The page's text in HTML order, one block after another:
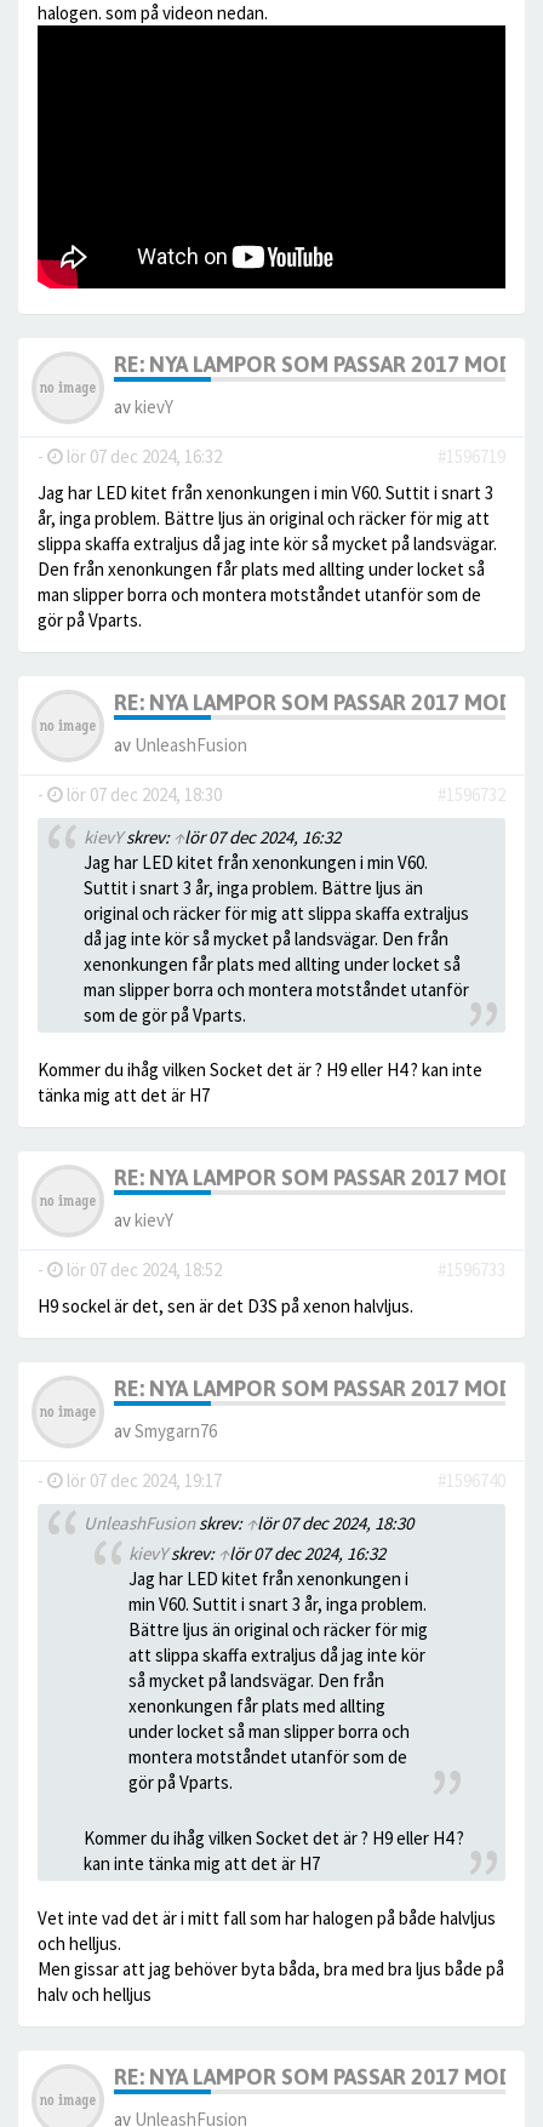
halogen. som på videon nedan.
RE: NYA LAMPOR SOM PASSAR 2017
avkievY
- lör 07 dec 2024, 16:32
#1596719
Jag har LED kitet från xenonkungen i min V60. Suttit i snart 3
år, inga problem. Bättre ljus än original och räcker för mig att
slippa skaffa extraljus då jag inte kör så mycket på landsvägar.
Den från xenonkungen får plats med allting under locket så
man slipper borra och montera motståndet utanför som de
gör på Vparts.
RE: NYA LAMPOR SOM PASSAR 2017
av UnleashFusion
- lör 07 dec 2024, 18:30
#1596732
kievYskrev: ↑lör 07 dec 2024, 16:32
Jag har LED kitet från xenonkungen i min V60.
Suttit i snart 3 år, inga problem. Bättre ljus än
original och räcker för mig att slippa skaffa extraljus
då jag inte kör så mycket på landsvägar. Den från
xenonkungen får plats med allting under locket så
man slipper borra och montera motståndet utanför
som de gör på Vparts.
Kommer du ihåg vilken Socket det är ? H9 eller H4 ? kan inte
tänka mig att det är H7
RE: NYA LAMPOR SOM PASSAR 2017
avkievY
- lör 07 dec 2024, 18:52
#1596733
H9 sockel är det, sen är det D3S på xenon halvljus.
RE: NYA LAMPOR SOM PASSAR 2017
avSmygarn76
- lör 07 dec 2024, 19:17
#1596740
UnleashFusionskrev: ↑lör 07 dec 2024, 18:30
kievYskrev: ↑lör 07 dec 2024, 16:32
Jag har LED kitet från xenonkungen i
min V60. Suttit i snart 3 år, inga problem.
Bättre ljus än original och räcker för mig
att slippa skaffa extraljus då jag inte kör
så mycket på landsvägar. Den från
xenonkungen får plats med allting
under locket så man slipper borra och
montera motståndet utanför som de
gör på Vparts.
Kommer du ihåg vilken Socket det är ? H9 eller H4 ?
kan inte tänka mig att det är H7
Vet inte vad det är i mitt fall som har halogen på både halvljus
och helljus.
Men gissar att jag behöver byta båda, bra med bra ljus både på
halv och helljus
RE: NYA LAMPOR SOM PASSAR 2017
av UnleashFusion